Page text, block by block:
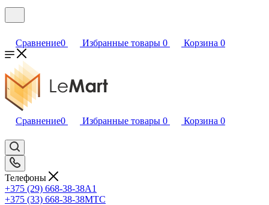
Сравнение0 Избранные товары 0 Корзина 0
Сравнение0 Избранные товары 0 Корзина 0
Телефоны
+375 (29) 668-38-38A1
+375 (33) 668-38-38МТС